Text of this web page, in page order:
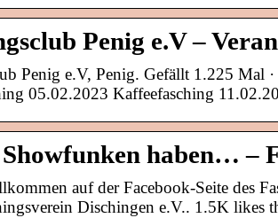
Penig e.V –
Penig e.V, Penig. Gefällt 1.225 Mal
05.02.2023 Kaffeefasching
Showfunken haben… –
auf der Facebook-Seite des
Dischingen e.V.. 1.5K likes